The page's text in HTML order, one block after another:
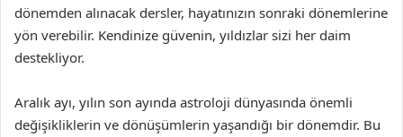
dönemden alınacak dersler, hayatınızın sonraki dönemlerine
yön verebilir. Kendinize güvenin, yıldızlar sizi her daim
destekliyor.
Aralık ayı, yılın son ayında astroloji dünyasında önemli
değişikliklerin ve dönüşümlerin yaşandığı bir dönemdir. Bu